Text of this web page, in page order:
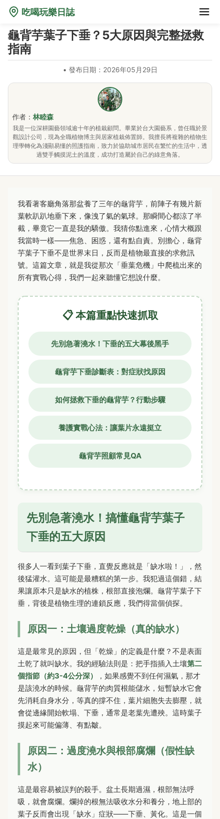
吃喝玩樂日誌
龜背芋葉子下垂？5大原因與完整拯救
指南
• 發布日期：2026年05月29日
作者： 林睦森
我是一位深耕園藝領域逾十年的植栽顧問。畢業於台大園藝系，曾任職於景
觀設計公司，現為全職植物博主與居家植栽佈置師。我擅長將複雜的植物生
理學轉化為淺顯易懂的照護指南，致力於協助城市居民在繁忙的生活中，透
過雙手觸摸泥土的溫度，成功打造屬於自己的綠意角落。
我看著客廳角落那盆養了三年的龜背芋，前陣子有幾片新
葉軟趴趴地垂下來，像洩了氣的氣球。那瞬間心都涼了半
截，畢竟它一直是我的驕傲。我猜你點進來，心情大概跟
我當時一樣——焦急、困惑，還有點自責。別擔心，龜背
芋葉子下垂不是世界末日，反而是植物最直接的求救訊
號。這篇文章，就是我從那次「垂葉危機」中爬梳出來的
所有實戰心得，我們一起來聽懂它想說什麼。
📋 本篇重點快速抓取
先別急著澆水！下垂的五大幕後黑手
龜背芋下垂診斷表：對症狀找原因
如何拯救下垂的龜背芋？行動步驟
養護實戰心法：讓葉片永遠挺立
龜背芋照顧常見QA
先別急著澆水！搞懂龜背芋葉子
下垂的五大原因
很多人一看到葉子下垂，直覺反應就是「缺水啦！」，然
後猛灌水。這可能是最糟糕的第一步。我犯過這個錯，結
果讓原本只是缺水的植株，根部直接泡爛。龜背芋葉子下
垂，背後是植物生理的連鎖反應，我們得當個偵探。
原因一：土壤過度乾燥（真的缺水）
這是最常見的原因，但「乾燥」的定義是什麼？不是表面
土乾了就叫缺水。我的經驗法則是：把手指插入土壤第二
個指節（約3-4公分深）
，如果感覺不到任何濕氣，那才
是該澆水的時候。龜背芋的肉質根能儲水，短暫缺水它會
先消耗自身水分，等真的撐不住，葉片細胞失去膨壓，就
會從邊緣開始軟塌、下垂，通常是老葉先遭殃。這時葉子
摸起來可能偏薄、有點皺。
原因二：過度澆水與根部腐爛（假性缺
水）
這是最容易被誤判的殺手。盆土長期過濕，根部無法呼
吸，就會腐爛。爛掉的根無法吸收水分和養分，地上部的
葉子反而會出現「缺水」症狀——下垂、黃化。這是一個